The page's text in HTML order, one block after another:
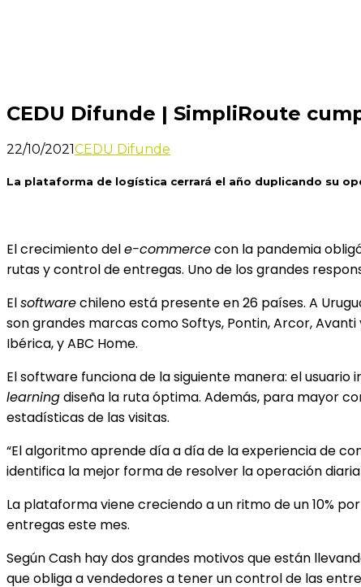
CEDU Difunde | SimpliRoute
22/10/2021CEDU Difunde
La plataforma de logística cerrará el año duplicando su
El crecimiento dele-commercecon la pandemia
rutas y control de entregas. Uno de los grandes
Elsoftwarechileno está presente en 26 países. A
son grandes marcas como Softys, Pontin, Arcor,
Ibérica, y ABC Home.
El software funciona de la siguiente manera: el
learningdiseña la ruta óptima. Además, para mayor
estadísticas de las visitas.
“El algoritmo aprende día a día de la experiencia de
identifica la mejor forma de resolver la operación
La plataforma viene creciendo a un ritmo de un 10%
entregas este mes.
Según Cash hay dos grandes motivos que están
que obliga a vendedores a tener un control de las